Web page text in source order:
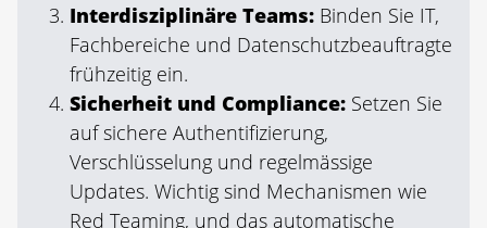
Interdisziplinäre Teams: Binden Sie IT,
Fachbereiche und Datenschutzbeauftragte
frühzeitig ein.
Sicherheit und Compliance: Setzen Sie
auf sichere Authentifizierung,
Verschlüsselung und regelmässige
Updates. Wichtig sind Mechanismen wie
Red Teaming, und das automatische